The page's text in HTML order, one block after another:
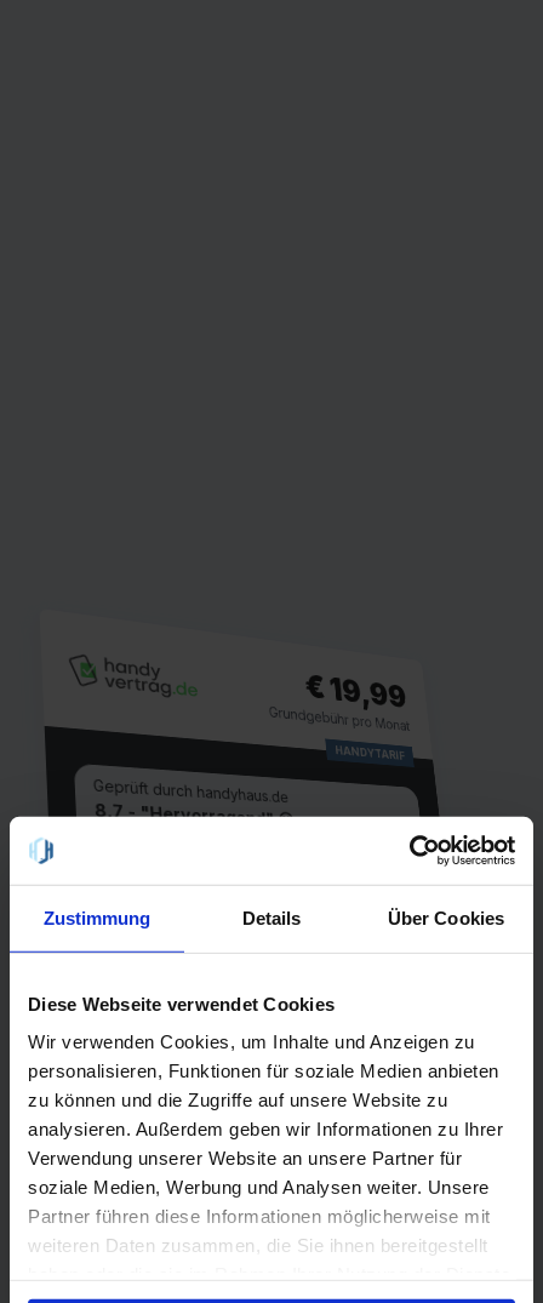
Zustimmung Details Über Cookies
Diese Webseite verwendet Cookies
Wir verwenden Cookies, um Inhalte und Anzeigen zu
personalisieren, Funktionen für soziale Medien anbieten
zu können und die Zugriffe auf unsere Website zu
analysieren. Außerdem geben wir Informationen zu Ihrer
Verwendung unserer Website an unsere Partner für
soziale Medien, Werbung und Analysen weiter. Unsere
Partner führen diese Informationen möglicherweise mit
weiteren Daten zusammen, die Sie ihnen bereitgestellt
€ 19,99
Grundgebühr pro Monat
HANDYTARIF
Geprüft durch handyhaus.de
8,7 - "Hervorragend" 😀
1 Monat
Netz
5G
QR-Code scannen oder suche
bei Google nachhandyhaus.de